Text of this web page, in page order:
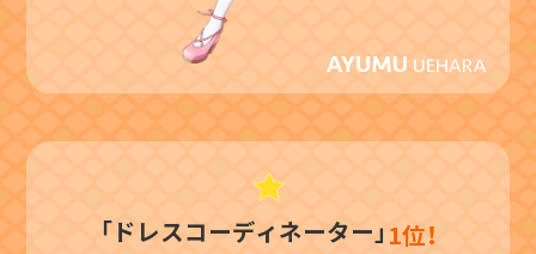
「ドレスコーディネーター」 1位！